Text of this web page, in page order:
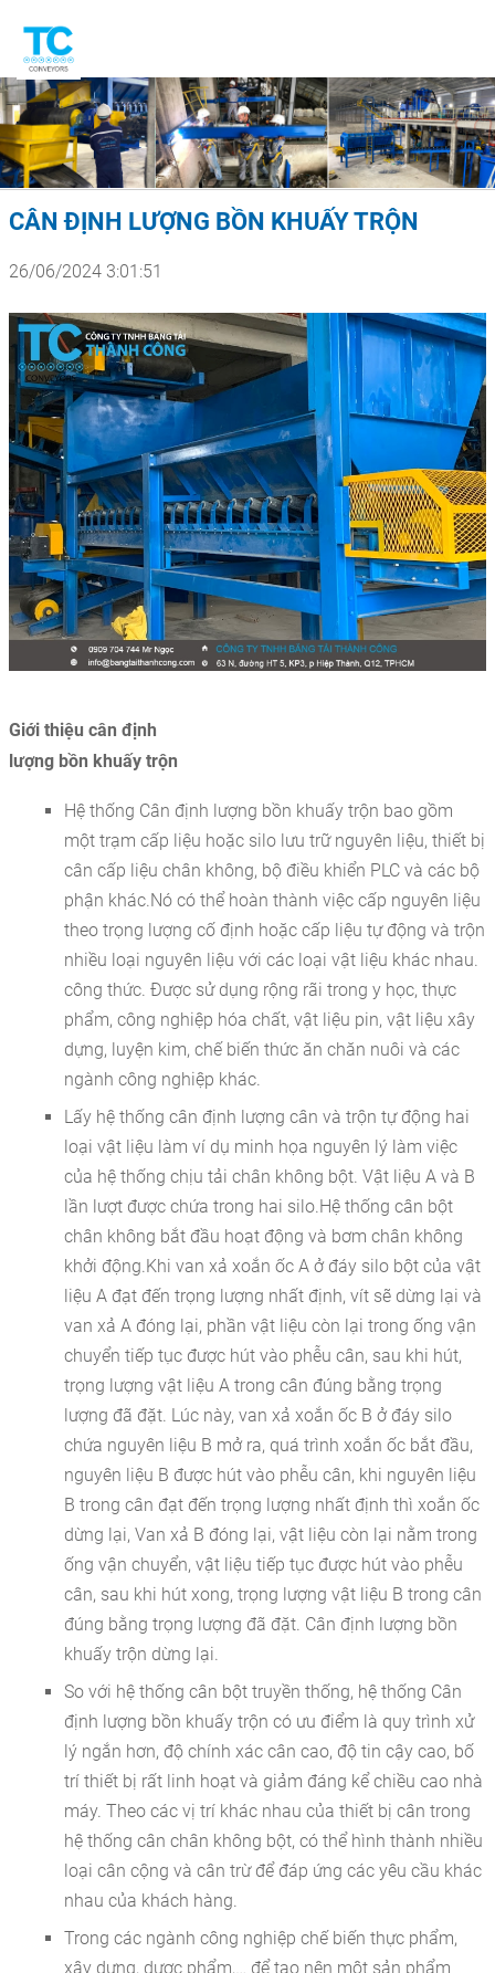
CÂN ĐỊNH LƯỢNG BỒN KHUẤY TRỘN
26/06/2024 3:01:51
Giới thiệu cân định
lượng bồn khuấy trộn
Hệ thống Cân định lượng bồn khuấy trộn bao gồm
một trạm cấp liệu hoặc silo lưu trữ nguyên liệu, thiết bị
cân cấp liệu chân không, bộ điều khiển PLC và các bộ
phận khác.Nó có thể hoàn thành việc cấp nguyên liệu
theo trọng lượng cố định hoặc cấp liệu tự động và trộn
nhiều loại nguyên liệu với các loại vật liệu khác nhau.
công thức. Được sử dụng rộng rãi trong y học, thực
phẩm, công nghiệp hóa chất, vật liệu pin, vật liệu xây
dựng, luyện kim, chế biến thức ăn chăn nuôi và các
ngành công nghiệp khác.
Lấy hệ thống cân định lượng cân và trộn tự động hai
loại vật liệu làm ví dụ minh họa nguyên lý làm việc
của hệ thống chịu tải chân không bột. Vật liệu A và B
lần lượt được chứa trong hai silo.Hệ thống cân bột
chân không bắt đầu hoạt động và bơm chân không
khởi động.Khi van xả xoắn ốc A ở đáy silo bột của vật
liệu A đạt đến trọng lượng nhất định, vít sẽ dừng lại và
van xả A đóng lại, phần vật liệu còn lại trong ống vận
chuyển tiếp tục được hút vào phễu cân, sau khi hút,
trọng lượng vật liệu A trong cân đúng bằng trọng
lượng đã đặt. Lúc này, van xả xoắn ốc B ở đáy silo
chứa nguyên liệu B mở ra, quá trình xoắn ốc bắt đầu,
nguyên liệu B được hút vào phễu cân, khi nguyên liệu
B trong cân đạt đến trọng lượng nhất định thì xoắn ốc
dừng lại, Van xả B đóng lại, vật liệu còn lại nằm trong
ống vận chuyển, vật liệu tiếp tục được hút vào phễu
cân, sau khi hút xong, trọng lượng vật liệu B trong cân
đúng bằng trọng lượng đã đặt. Cân định lượng bồn
khuấy trộn dừng lại.
So với hệ thống cân bột truyền thống, hệ thống Cân
định lượng bồn khuấy trộn có ưu điểm là quy trình xử
lý ngắn hơn, độ chính xác cân cao, độ tin cậy cao, bố
trí thiết bị rất linh hoạt và giảm đáng kể chiều cao nhà
máy. Theo các vị trí khác nhau của thiết bị cân trong
hệ thống cân chân không bột, có thể hình thành nhiều
loại cân cộng và cân trừ để đáp ứng các yêu cầu khác
nhau của khách hàng.
Trong các ngành công nghiệp chế biến thực phẩm,
xây dựng, dược phẩm,… để tạo nên một sản phẩm